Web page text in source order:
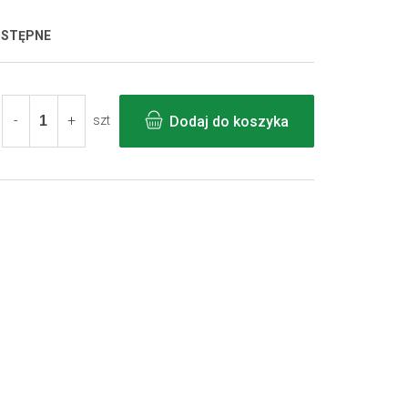
szt Dodaj do koszyka